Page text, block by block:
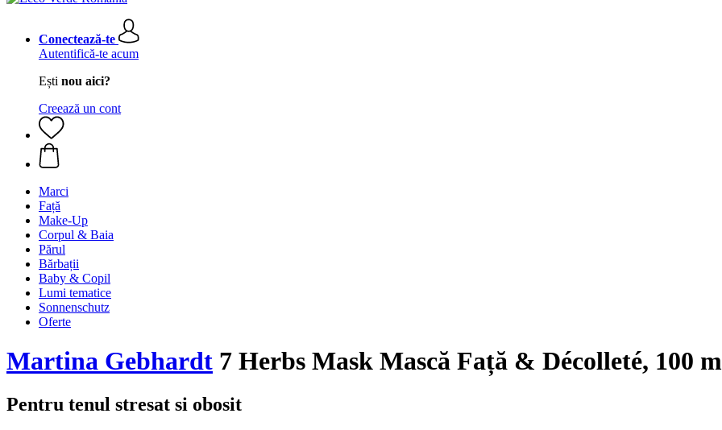
Conectează-te
Autentifică-te acum
Ești nou aici?
Creează un cont
Marci
Față
Make-Up
Corpul & Baia
Părul
Bărbații
Baby & Copil
Lumi tematice
Sonnenschutz
Oferte
Martina Gebhardt 7 Herbs Mask Mască Față & Décolleté, 100
Pentru tenul stresat si obosit